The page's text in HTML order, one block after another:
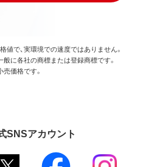
で、実環境での速度ではありません。
に各社の商標または登録商標です。
価格です。
SNSアカウント